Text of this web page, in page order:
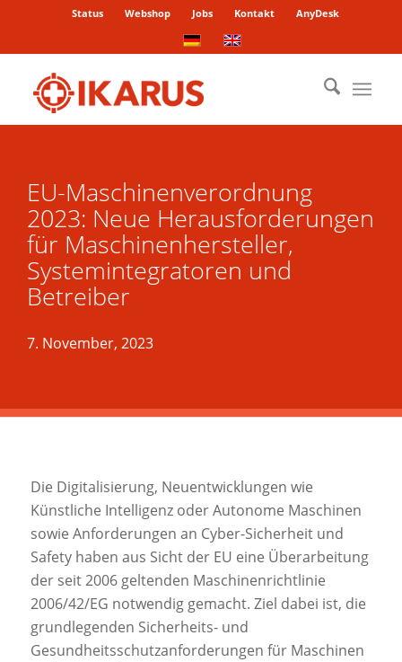
Status Webshop Jobs Kontakt AnyDesk
EU-Maschinenverordnung
2023: Neue Herausforderungen
für Maschinenhersteller,
Systemintegratoren und
Betreiber
7. November, 2023
Die Digitalisierung, Neuentwicklungen wie
Künstliche Intelligenz oder Autonome Maschinen
sowie Anforderungen an Cyber-Sicherheit und
Safety haben aus Sicht der EU eine Überarbeitung
der seit 2006 geltenden Maschinenrichtlinie
2006/42/EG notwendig gemacht. Ziel dabei ist, die
grundlegenden Sicherheits- und
Gesundheitsschutzanforderungen für Maschinen